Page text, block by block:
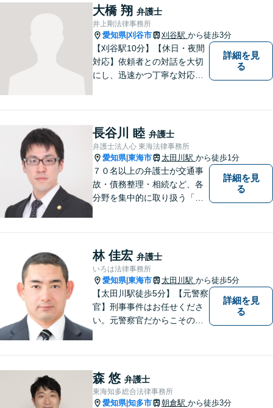
ら、お早めにご相談くださ
い。【JR在来線「刈谷駅」4
分】【駐車場あり】
大橋 翔 弁護士
井上剛法律事務所
愛知県|刈谷市 刈谷駅 から徒歩3分
【刈谷駅10分】【休日・夜間
対応】依頼者との対話を大切
にし、迅速かつ丁寧な対応を
サービスを提供。【駐車場完
備】
詳細を見
る
長谷川 睦 弁護士
弁護士法人心 東海法律事務所
愛知県|東海市 太田川駅 から徒歩1分
７０名以上の弁護士が交通事
故・債務整理・相続など、各
分野を集中的に取り扱う「分
できるよう努めております。
詳細を見
る
林 佳宏 弁護士
いろは法律事務所
愛知県|東海市 太田川駅 から徒歩5分
【太田川駅徒歩5分】【元警察
官】刑事事件はお任せくださ
い。元警察官だからこその視
ることはございません。元警
察官の経験を活かした交通事
故事案対応もいたします。
詳細を見
る
森 悠 弁護士
東海知多総合法律事務所
愛知県|知多市 朝倉駅 から徒歩3分